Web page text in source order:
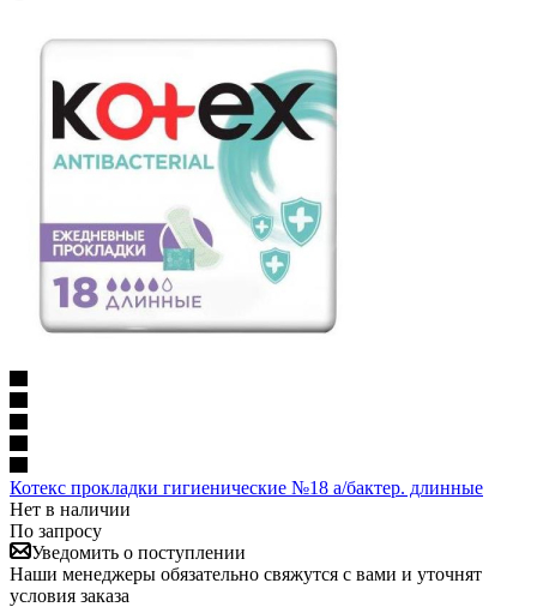
Котекс прокладки гигиенические №18 а/бактер. длинные
Нет в наличии
По запросу
Уведомить о поступлении
Наши менеджеры обязательно свяжутся с вами и уточнят
условия заказа